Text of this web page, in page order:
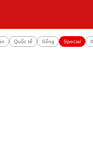
Quốc tế Sống Special